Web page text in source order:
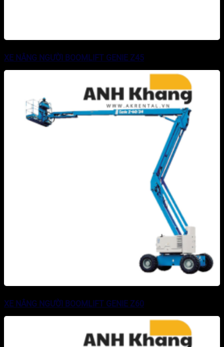
XE NÂNG NGƯỜI BOOMLIFT GENIE Z45
XE NÂNG NGƯỜI BOOMLIFT GENIE Z60